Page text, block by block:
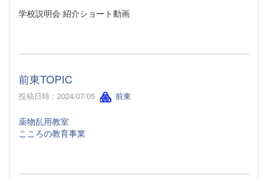
学校説明会 紹介ショート動画
前東TOPIC
投稿日時 : 2024/07/05 前東
薬物乱用教室
こころの教育事業